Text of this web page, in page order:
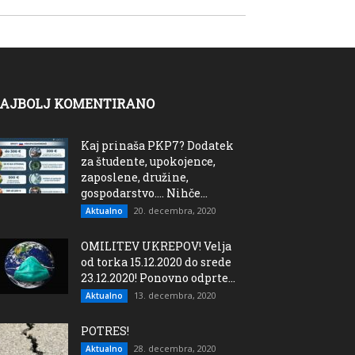
KOMENTIRANO
Kaj prinaša PKP7? Dodatek
za študente, upokojence,
zaposlene, družine,
gospodarstvo…. Nihče...
Aktualno 20. decembra, 2020
OMILITEV UKREPOV! Velja
od torka 15.12.2020 do srede
23.12.2020! Ponovno odprte...
Aktualno 13. decembra, 2020
POTRES!
Aktualno 28. decembra, 2020